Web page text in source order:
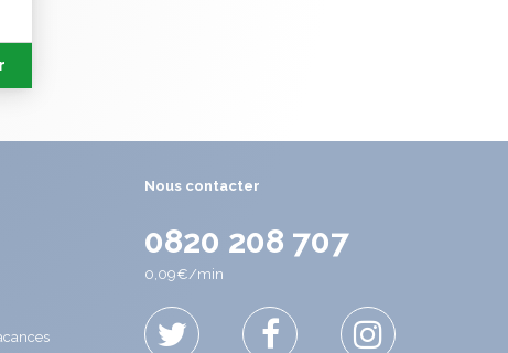
Nous contacter
0820 208 707
0,09€/min